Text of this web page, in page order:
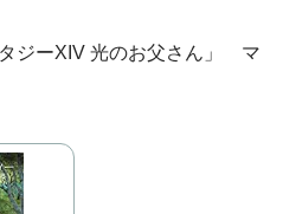
ジーXIV 光のお父さん」 マ